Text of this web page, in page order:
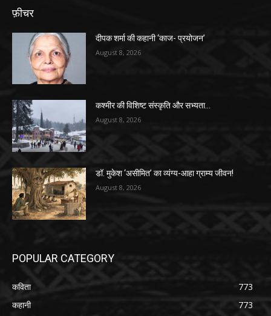
फ़ीचर
दीपक शर्मा की कहानी ‘काज- प्रयोजन’
August 8, 2026
कश्मीर की विशिष्ट संस्कृति और सभ्यता…
August 8, 2026
डॉ. मुकेश ‘असीमित’ का व्यंग्य-आहा ग्राम्य जीवन!
August 8, 2026
POPULAR CATEGORY
कविता
773
कहानी
773